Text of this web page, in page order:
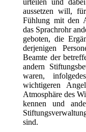
aussetzen will,
Fühlung mit den
das Sprachrohr
geboten, die
derjenigen
Beamte der
andern
waren,
wichtigeren
Atmosphäre des
kennen und
sind.